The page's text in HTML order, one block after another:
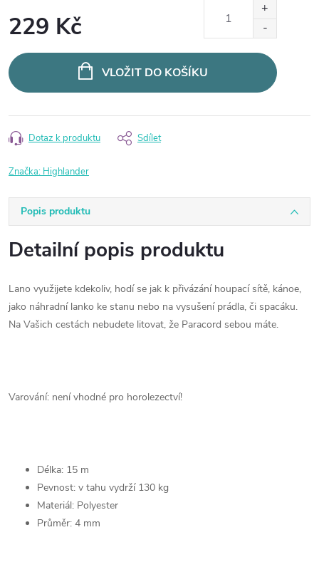
229 Kč
cena:
VLOŽIT DO KOŠÍKU
Dotaz k produktu Sdílet
Značka: Highlander
Popis produktu
Detailní popis produktu
Lano využijete kdekoliv, hodí se jak k přivázání houpací sítě, kánoe,
jako náhradní lanko ke stanu nebo na vysušení prádla, či spacáku.
Na Vašich cestách nebudete litovat, že Paracord sebou máte.
Varování: není vhodné pro horolezectví!
Délka: 15 m
Pevnost: v tahu vydrží 130 kg
Materiál: Polyester
Průměr: 4 mm